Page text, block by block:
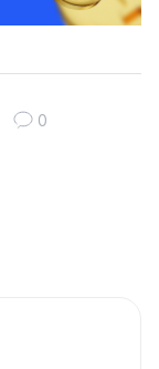
0